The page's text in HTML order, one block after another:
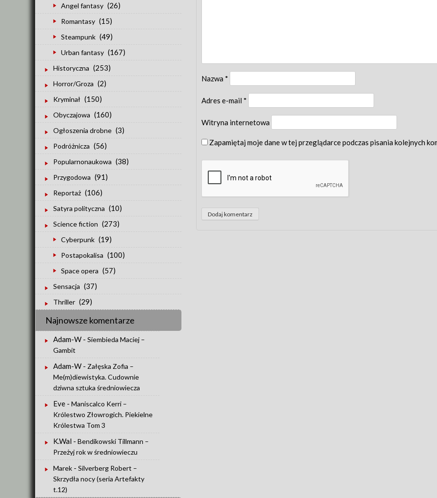
Nazwa *
Adres e-mail *
Witryna internetowa
Zapamiętaj moje dane w tej przeglądarce podczas pisania kolejnych
Angel fantasy (26)
Romantasy (15)
Steampunk (49)
Urban fantasy (167)
Historyczna (253)
Horror/Groza (2)
Kryminał (150)
Obyczajowa (160)
Ogłoszenia drobne (3)
Podróżnicza (56)
Popularnonaukowa (38)
Przygodowa (91)
Reportaż (106)
Satyra polityczna (10)
Science fiction (273)
Cyberpunk (19)
Postapokalisa (100)
Space opera (57)
Sensacja (37)
Thriller (29)
Najnowsze komentarze
Adam-W - Siembieda Maciej –
Gambit
Adam-W - Załęska Zofia –
Me(m)diewistyka. Cudownie
dziwna sztuka średniowiecza
Eve - Maniscalco Kerri –
Królestwo Złowrogich. Piekielne
Królestwa Tom 3
K.Wal - Bendikowski Tillmann –
Przeżyj rok w średniowieczu
Marek - Silverberg Robert –
Skrzydła nocy (seria Artefakty
t.12)